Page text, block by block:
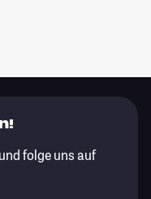
folge uns auf